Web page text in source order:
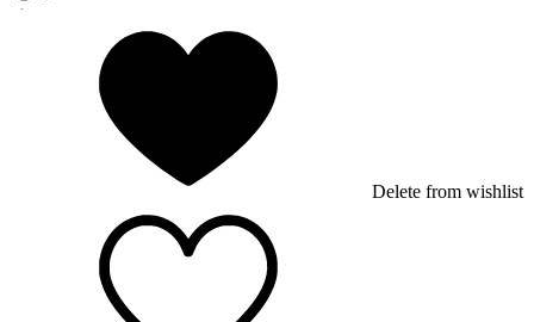
Delete from wishlist